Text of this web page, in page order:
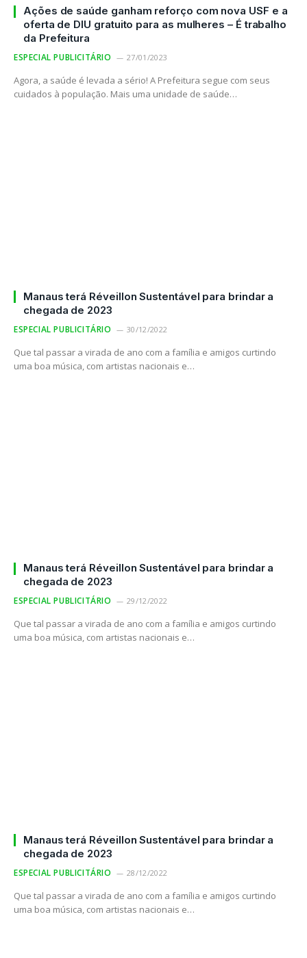
Ações de saúde ganham reforço com nova USF e a
oferta de DIU gratuito para as mulheres – É trabalho
da Prefeitura
ESPECIAL PUBLICITÁRIO 27/01/2023
Agora, a saúde é levada a sério! A Prefeitura segue com seus
cuidados à população. Mais uma unidade de saúde…
Manaus terá Réveillon Sustentável para brindar a
chegada de 2023
ESPECIAL PUBLICITÁRIO 30/12/2022
Que tal passar a virada de ano com a família e amigos curtindo
uma boa música, com artistas nacionais e…
Manaus terá Réveillon Sustentável para brindar a
chegada de 2023
ESPECIAL PUBLICITÁRIO 29/12/2022
Que tal passar a virada de ano com a família e amigos curtindo
uma boa música, com artistas nacionais e…
Manaus terá Réveillon Sustentável para brindar a
chegada de 2023
ESPECIAL PUBLICITÁRIO 28/12/2022
Que tal passar a virada de ano com a família e amigos curtindo
uma boa música, com artistas nacionais e…